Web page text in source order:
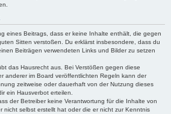
eines Beitrags, dass er keine Inhalte enthält, die gegen
Sitten verstoßen. Du erklärst insbesondere, dass du
Beiträgen verwendeten Links und Bilder zu setzen
das Hausrecht aus. Bei Verstößen gegen diese
anderer im Board veröffentlichten Regeln kann der
zeitweise oder dauerhaft von der Nutzung dieses
ein Hausverbot erteilen.
der Betreiber keine Verantwortung für die Inhalte von
nicht selbst erstellt hat oder die er nicht zur Kenntnis